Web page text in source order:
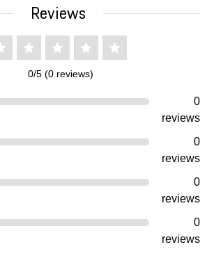
Reviews
0/5 (0 reviews)
0
reviews
0
reviews
0
reviews
0
reviews